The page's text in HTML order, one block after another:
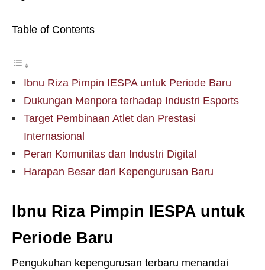
Table of Contents
Ibnu Riza Pimpin IESPA untuk Periode Baru
Dukungan Menpora terhadap Industri Esports
Target Pembinaan Atlet dan Prestasi
Internasional
Peran Komunitas dan Industri Digital
Harapan Besar dari Kepengurusan Baru
Ibnu Riza Pimpin IESPA untuk
Periode Baru
Pengukuhan kepengurusan terbaru menandai